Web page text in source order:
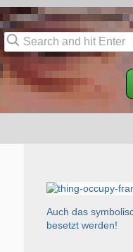
Auch das
besetzt werden!